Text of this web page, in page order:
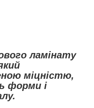
ламінату
міцністю,
форми і